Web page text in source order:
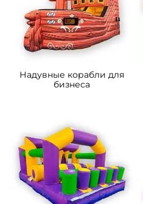
Надувные корабли для
бизнеса